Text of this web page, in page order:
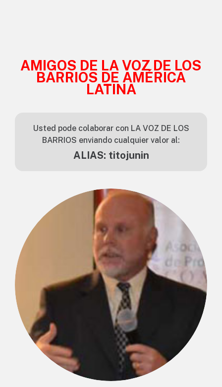
AMIGOS DE LA VOZ DE LOS
BARRIOS DE AMÉRICA
LATINA
Usted pode colaborar con LA VOZ DE LOS
BARRIOS enviando cualquier valor al:
ALIAS: titojunin